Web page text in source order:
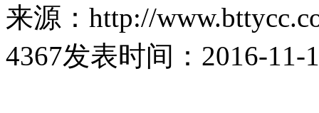
来源：http://
4367发表时间：2016-11-